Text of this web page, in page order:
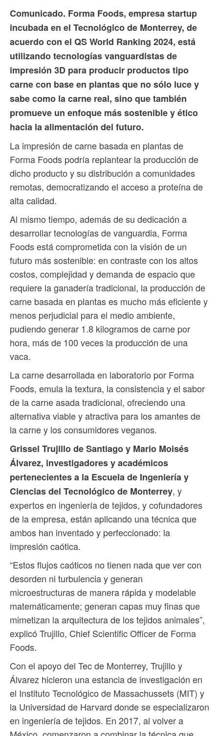
Comunicado. Forma Foods, empresa startup
incubada en el Tecnológico de Monterrey, de
acuerdo con el QS World Ranking 2024, está
utilizando tecnologías vanguardistas de
impresión 3D para producir productos tipo
carne con base en plantas que no sólo luce y
sabe como la carne real, sino que también
promueve un enfoque más sostenible y ético
hacia la alimentación del futuro.
La impresión de carne basada en plantas de
Forma Foods podría replantear la producción de
dicho producto y su distribución a comunidades
remotas, democratizando el acceso a proteína de
alta calidad.
Al mismo tiempo, además de su dedicación a
desarrollar tecnologías de vanguardia, Forma
Foods está comprometida con la visión de un
futuro más sostenible: en contraste con los altos
costos, complejidad y demanda de espacio que
requiere la ganadería tradicional, la producción de
carne basada en plantas es mucho más eficiente y
menos perjudicial para el medio ambiente,
pudiendo generar 1.8 kilogramos de carne por
hora, más de 100 veces la producción de una
vaca.
La carne desarrollada en laboratorio por Forma
Foods, emula la textura, la consistencia y el sabor
de la carne asada tradicional, ofreciendo una
alternativa viable y atractiva para los amantes de
la carne y los consumidores veganos.
Grissel Trujillo de Santiago y Mario Moisés
Álvarez, investigadores y académicos
pertenecientes a la Escuela de Ingeniería y
Ciencias del Tecnológico de Monterrey, y
expertos en ingeniería de tejidos, y cofundadores
de la empresa, están aplicando una técnica que
ambos han inventado y perfeccionado: la
impresión caótica.
“Estos flujos caóticos no tienen nada que ver con
desorden ni turbulencia y generan
microestructuras de manera rápida y modelable
matemáticamente; generan capas muy finas que
mimetizan la arquitectura de los tejidos animales”,
explicó Trujillo, Chief Scientific Officer de Forma
Foods.
Con el apoyo del Tec de Monterrey, Trujillo y
Álvarez hicieron una estancia de investigación en
el Instituto Tecnológico de Massachussets (MIT) y
la Universidad de Harvard donde se especializaron
en ingeniería de tejidos. En 2017, al volver a